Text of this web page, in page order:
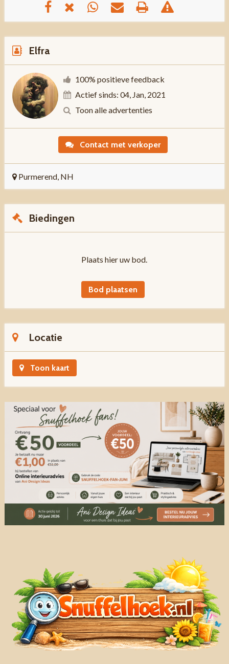
Elfra
100% positieve feedback
Actief sinds: 04, Jan, 2021
Toon alle advertenties
Contact met verkoper
Purmerend, NH
Biedingen
Plaats hier uw bod.
Bod plaatsen
Locatie
Toon kaart